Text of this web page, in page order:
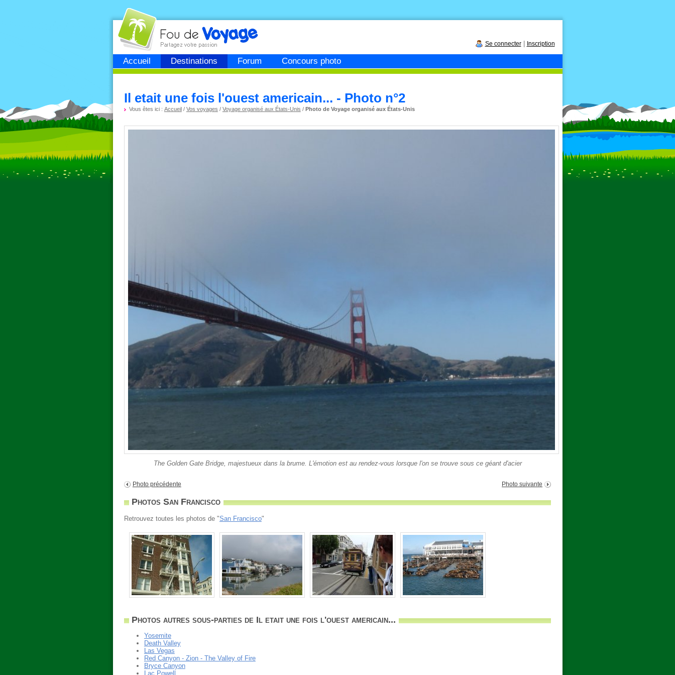
Accueil Destinations Forum Concours photo
Fou devoyage
Se connecter| Inscription
Il etait une fois l'ouest americain... - Photo n°2
Vous êtes ici : Accueil/ Vos voyages / Voyage organisé aux États-Unis / Photo de Voyage organisé aux États-Unis
The Golden Gate Bridge, majestueux dans la brume. L'émotion est au rendez-vous lorsque l'on se trouve sous ce géant d'acier
Photo précédente Photo suivante
Photos San Francisco
Retrouvez toutes les photos de "San Francisco"
Photos autres sous-parties de Il etait une fois l'ouest americain...
Yosemite
Death Valley
Las Vegas
Red Canyon - Zion - The Valley of Fire
Bryce Canyon
Lac Powell